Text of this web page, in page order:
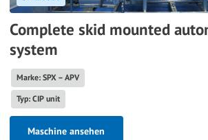
Complete skid mounted
system
Marke: SPX – APV
Typ: CIP unit
Maschine ansehen